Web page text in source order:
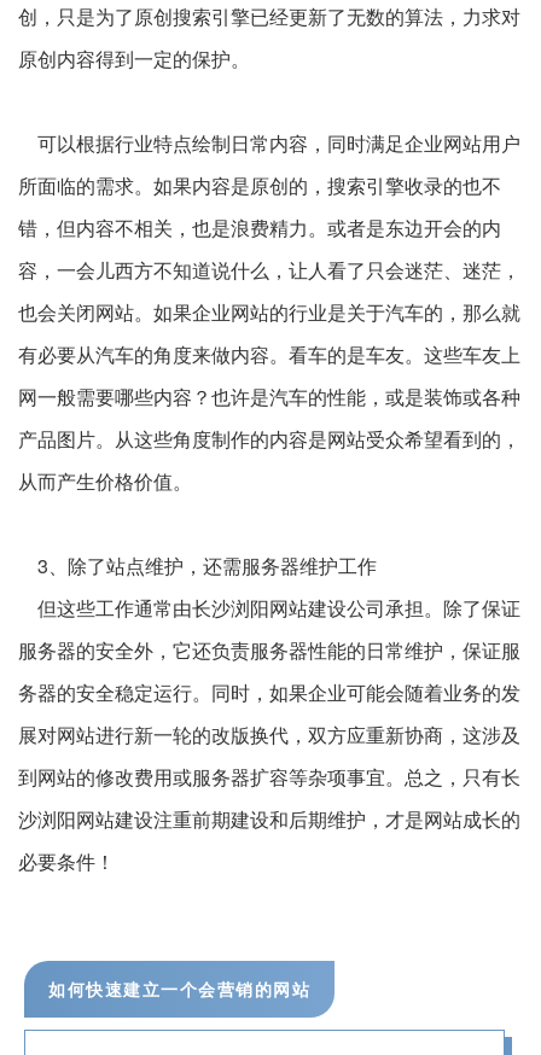
创，只是为了原创搜索引擎已经更新了无数的算法，力求对
原创内容得到一定的保护。
可以根据行业特点绘制日常内容，同时满足企业网站用户
所面临的需求。如果内容是原创的，搜索引擎收录的也不
错，但内容不相关，也是浪费精力。或者是东边开会的内
容，一会儿西方不知道说什么，让人看了只会迷茫、迷茫，
也会关闭网站。如果企业网站的行业是关于汽车的，那么就
有必要从汽车的角度来做内容。看车的是车友。这些车友上
网一般需要哪些内容？也许是汽车的性能，或是装饰或各种
产品图片。从这些角度制作的内容是网站受众希望看到的，
从而产生价格价值。
3、除了站点维护，还需服务器维护工作
但这些工作通常由长沙浏阳网站建设公司承担。除了保证
服务器的安全外，它还负责服务器性能的日常维护，保证服
务器的安全稳定运行。同时，如果企业可能会随着业务的发
展对网站进行新一轮的改版换代，双方应重新协商，这涉及
到网站的修改费用或服务器扩容等杂项事宜。总之，只有长
沙浏阳网站建设注重前期建设和后期维护，才是网站成长的
必要条件！
如何快速建立一个会营销的网站